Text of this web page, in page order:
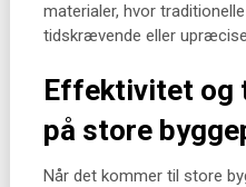
materialer, hvor
tidskrævende eller
Effektivitet og
på store
Når det kommer til store